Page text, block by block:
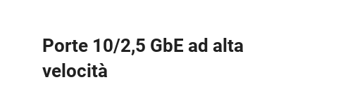
Porte 10/2,5 GbE ad alta
velocità